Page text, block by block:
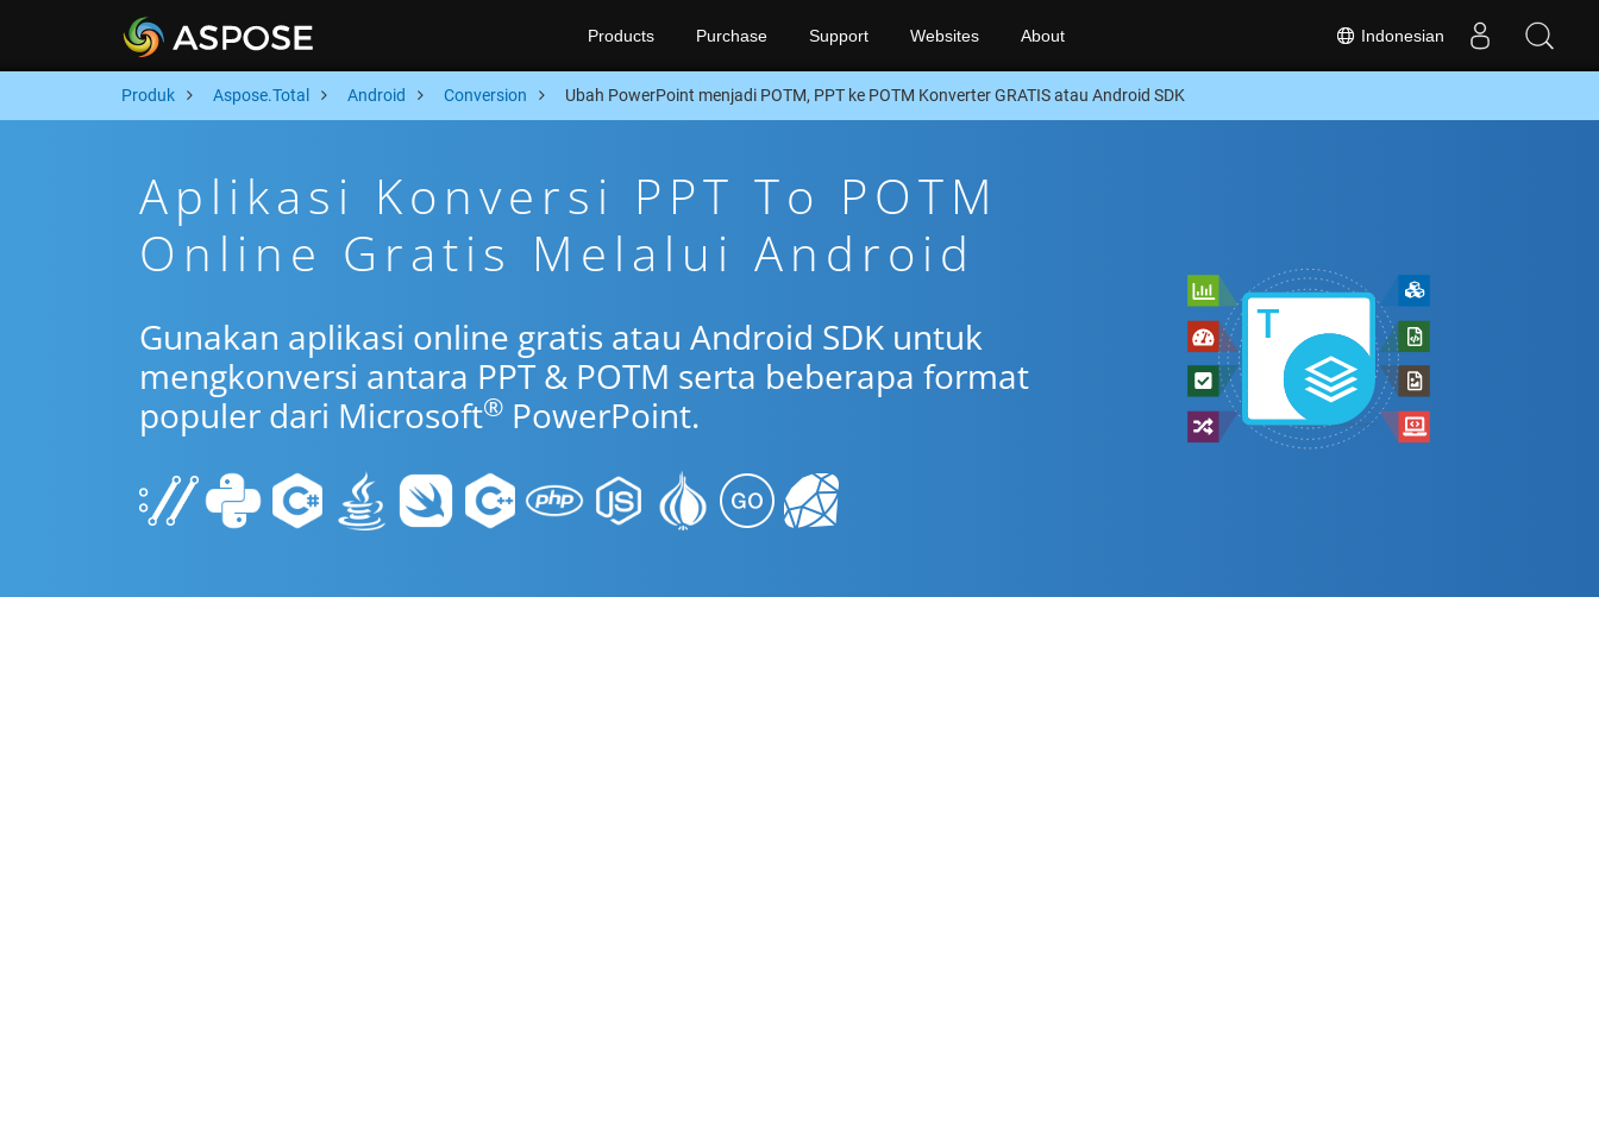
Indonesian
Products Purchase Support Websites About
Produk Aspose.Total Android Conversion Ubah PowerPoint menjadi POTM, PPT ke POTM Konverter GRATIS atau Android SDK
Aplikasi Konversi PPT To POTM
Online Gratis Melalui Android
Gunakan aplikasi online gratis atau Android SDK untuk
mengkonversi antara PPT & POTM serta beberapa format
populer dari Microsoft® PowerPoint.